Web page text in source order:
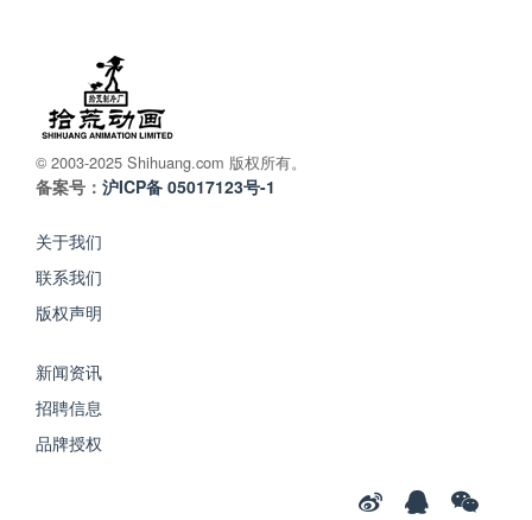
© 2003-2025 Shihuang.com 版权所有。
备案号： 沪ICP备 05017123号-1
关于我们
联系我们
版权声明
新闻资讯
招聘信息
品牌授权